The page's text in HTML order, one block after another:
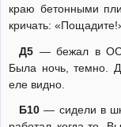
краю бетонными
кричать:
Д5— бежал в ОС
Была ночь, темно.
еле видно.
Б10— сидели в